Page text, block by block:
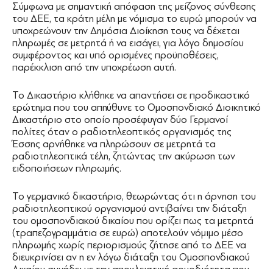
Σύμφωνα με σημαντική απόφαση της μείζονος σύνθεσης
του ΔΕΕ, τα κράτη μέλη με νόμισμα το ευρώ μπορούν να
υποχρεώνουν την Δημόσια Διοίκηση τους να δέχεται
πληρωμές σε μετρητά ή να εισάγει, για λόγο δημοσίου
συμφέροντος και υπό ορισμένες προϋποθέσεις,
παρέκκλιση από την υποχρέωση αυτή.
Το Δικαστήριο κλήθηκε να απαντήσει σε προδικαστικό
ερώτημα που του απηύθυνε το Ομοσπονδιακό Διοικητικό
Δικαστήριο στο οποίο προσέφυγαν δύο Γερμανοί
πολίτες όταν ο ραδιοτηλεοπτικός οργανισμός της
Έσσης αρνήθηκε να πληρώσουν σε μετρητά τα
ραδιοτηλεοπτικά τέλη, ζητώντας την ακύρωση των
ειδοποιήσεων πληρωμής.
Το γερμανικό δικαστήριο, θεωρώντας ότι η άρνηση του
ραδιοτηλεοπτικού οργανισμού αντιβαίνει την διάταξη
του ομοσπονδιακού δικαίου που ορίζει πως τα μετρητά
(τραπεζογραμμάτια σε ευρώ) αποτελούν νόμιμο μέσο
πληρωμής χωρίς περιορισμούς ζήτησε από το ΔΕΕ να
διευκρινίσει αν η εν λόγω διάταξη του Ομοσπονδιακού